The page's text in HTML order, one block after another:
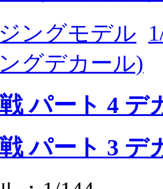
ングモデル
グデカール)
パート 4 デ
パート 3 デ